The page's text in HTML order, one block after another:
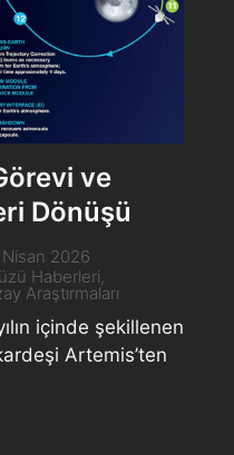
ve
Dönüşü
Nisan 2026
Haberleri
Araştırmaları
içinde şekillenen
Artemis’ten